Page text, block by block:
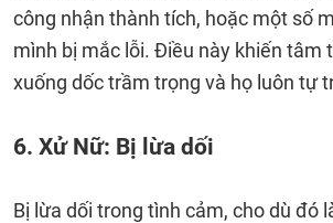
công nhận thành tích, hoặc một số
mình bị mắc lỗi. Điều này khiến tâm
xuống dốc trầm trọng và họ luôn tự
6. Xử Nữ: Bị lừa dối
Bị lừa dối trong tình cảm, cho dù đó